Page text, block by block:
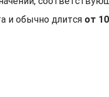
и обычно длится от